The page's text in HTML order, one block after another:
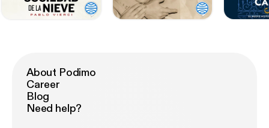
About Podimo
Career
Blog
Need help?